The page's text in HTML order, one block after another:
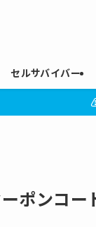
セルサバイバー
ポンコー